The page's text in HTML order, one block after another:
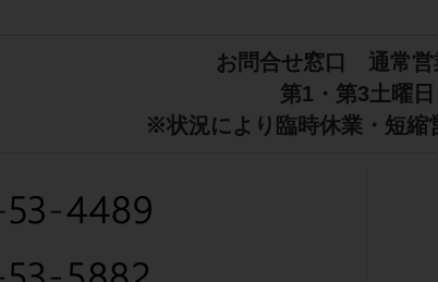
お問合せ窓口 通常営
第1・第3土曜
※状況により臨時休業・短縮